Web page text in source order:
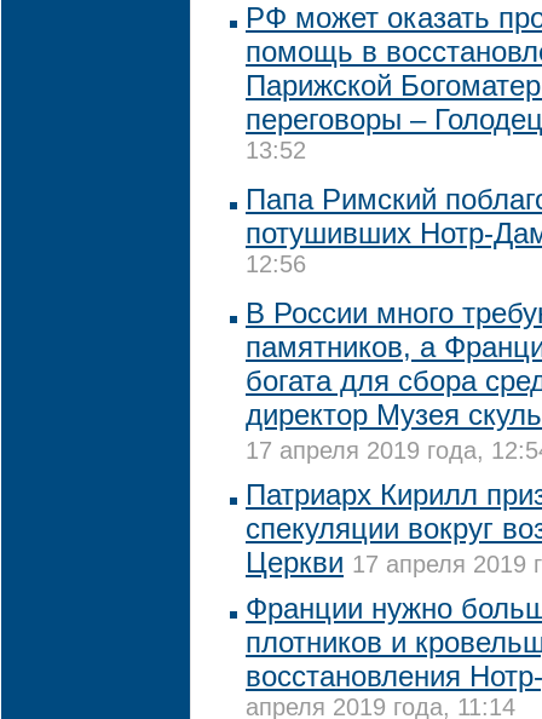
РФ может оказать
помощь в
Парижской
переговоры – Голодец
13:52
Папа Римский
потушивших Нотр-
12:56
В России много
памятников, а
богата для сбора
директор Музея
17 апреля 2019 года,
Патриарх Кирилл
спекуляции вокруг
Церкви 17 апреля 2019
Франции нужно
плотников и
восстановления
апреля 2019 года, 11:14